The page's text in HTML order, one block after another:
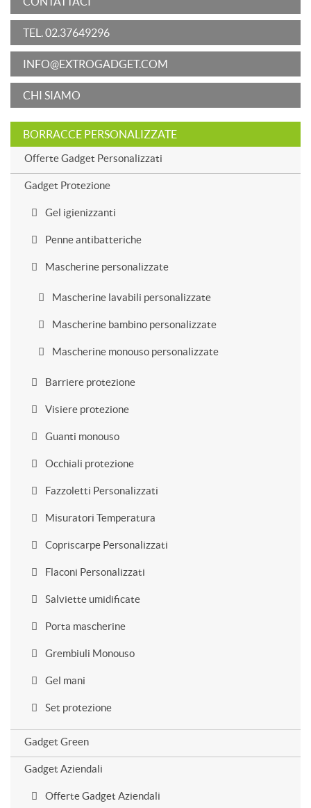
TEL. 02.37649296
INFO@EXTROGADGET.COM
CHI SIAMO
BORRACCE PERSONALIZZATE
Offerte Gadget Personalizzati
Gadget Protezione
Gel igienizzanti
Penne antibatteriche
Mascherine personalizzate
Mascherine lavabili personalizzate
Mascherine bambino personalizzate
Mascherine monouso personalizzate
Barriere protezione
Visiere protezione
Guanti monouso
Occhiali protezione
Fazzoletti Personalizzati
Misuratori Temperatura
Copriscarpe Personalizzati
Flaconi Personalizzati
Salviette umidificate
Porta mascherine
Grembiuli Monouso
Gel mani
Set protezione
Gadget Green
Gadget Aziendali
Offerte Gadget Aziendali